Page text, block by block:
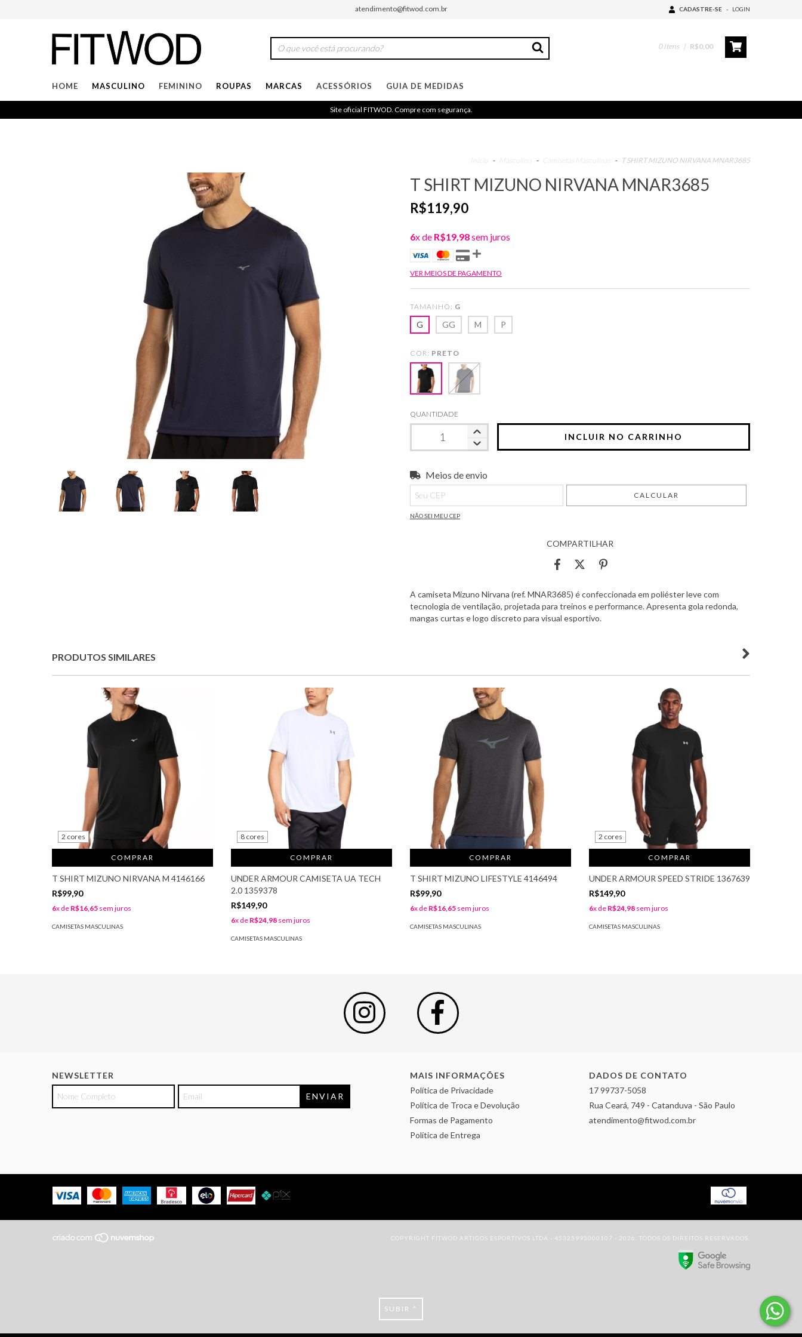
atendimento@fitwod.com.br CADASTRE-SE - LOGIN
0Itens | R$0,00
HOME MASCULINO FEMININO ROUPAS MARCAS ACESSÓRIOS GUIA DE MEDIDAS
Site oficial FITWOD. Compre com segurança.
- - - T SHIRT MIZUNO NIRVANA MNAR3685
T SHIRT MIZUNO NIRVANA MNAR3685
R$119,90
6x de R$19,98sem juros
VER MEIOS DE PAGAMENTO
TAMANHO: G
G GG M P
COR: PRETO
QUANTIDADE
Entregas para o CEP:
Meios de envio
CALCULAR
NÃO SEI MEU CEP
COMPARTILHAR
A camiseta Mizuno Nirvana (ref. MNAR3685) é confeccionada em poliéster leve com
tecnologia de ventilação, projetada para treinos e performance. Apresenta gola redonda,
mangas curtas e logo discreto para visual esportivo.
PRODUTOS SIMILARES
2 cores
COMPRAR
T SHIRT MIZUNO NIRVANA M 4146166
R$99,90
6x de R$16,65 sem juros
CAMISETAS MASCULINAS
8 cores
COMPRAR
UNDER ARMOUR CAMISETA UA TECH
2.0 1359378
R$149,90
6x de R$24,98 sem juros
CAMISETAS MASCULINAS
COMPRAR
T SHIRT MIZUNO LIFESTYLE 4146494
R$99,90
6x de R$16,65 sem juros
CAMISETAS MASCULINAS
2 cores
COMPRAR
UNDER ARMOUR SPEED STRIDE 1367639
R$149,90
6x de R$24,98 sem juros
CAMISETAS MASCULINAS
NEWSLETTER
MAIS INFORMAÇÕES
Política de Privacidade
Política de Troca e Devolução
Formas de Pagamento
Política de Entrega
DADOS DE CONTATO
17 99737-5058
Rua Ceará, 749 - Catanduva - São Paulo
atendimento@fitwod.com.br
COPYRIGHT FITWOD ARTIGOS ESPORTIVOS LTDA - 45325995000107 - 2026. TODOS OS DIREITOS RESERVADOS.
SUBIR ^